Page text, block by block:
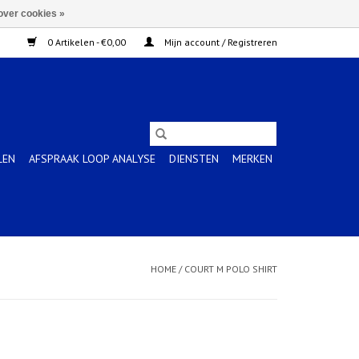
0 Artikelen - €0,00 Mijn account / Registreren
AFSPRAAK LOOP ANALYSE DIENSTEN MERKEN
HOME / COURT M POLO SHIRT
cookies »